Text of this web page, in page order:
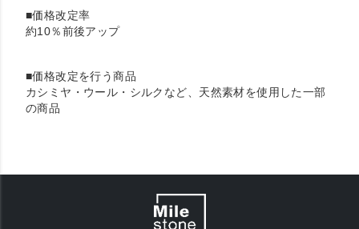
■価格改定率
約10％前後アップ
■価格改定を行う商品
カシミヤ・ウール・シルクなど、天然素材を使用した一部
の商品